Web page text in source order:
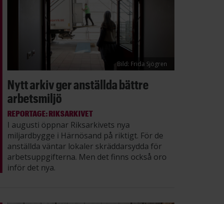
Bild: Frida Sjögren
Nytt arkiv ger anställda bättre
arbetsmiljö
REPORTAGE: RIKSARKIVET
I augusti öppnar Riksarkivets nya
miljardbygge i Härnösand på riktigt. För de
anställda väntar lokaler skräddarsydda för
arbetsuppgifterna. Men det finns också oro
inför det nya.